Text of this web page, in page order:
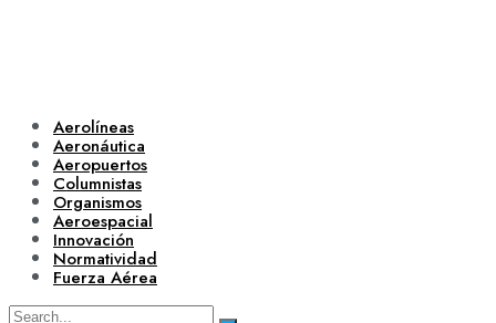
Aerolíneas
Aeronáutica
Aeropuertos
Columnistas
Organismos
Aeroespacial
Innovación
Normatividad
Fuerza Aérea